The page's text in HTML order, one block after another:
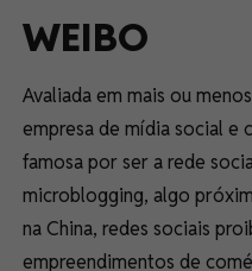
WEIBO
Avaliada em mais ou
empresa de mídia social e
famosa por ser a rede
microblogging, algo
na China, redes sociais
empreendimentos de